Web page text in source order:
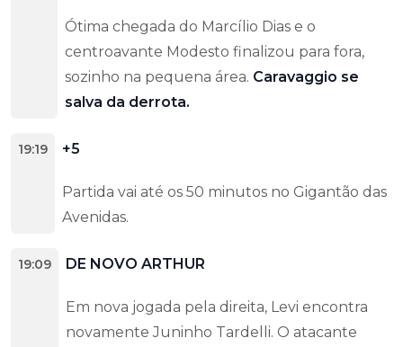
Ótima chegada do Marcílio Dias e o
centroavante Modesto finalizou para fora,
sozinho na pequena área. Caravaggio se
salva da derrota.
19:19 +5
Partida vai até os 50 minutos no Gigantão das
Avenidas.
19:09 DE NOVO ARTHUR
Em nova jogada pela direita, Levi encontra
novamente Juninho Tardelli. O atacante